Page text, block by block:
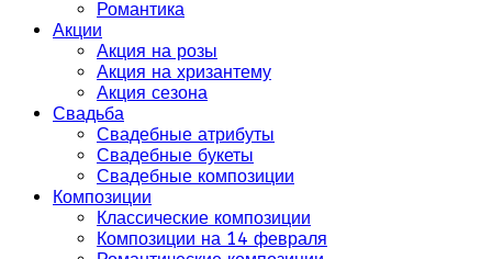
Романтика
Акции
Акция на розы
Акция на хризантему
Акция сезона
Свадьба
Свадебные атрибуты
Свадебные букеты
Свадебные композиции
Композиции
Классические композиции
Композиции на 14 февраля